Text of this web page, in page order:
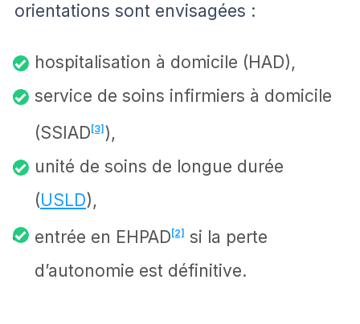
orientations sont envisagées :
hospitalisation à domicile (HAD),
service de soins infirmiers à domicile
(SSIAD [3] ),
unité de soins de longue durée
(USLD),
entrée en EHPAD [2] si la perte
d’autonomie est définitive.